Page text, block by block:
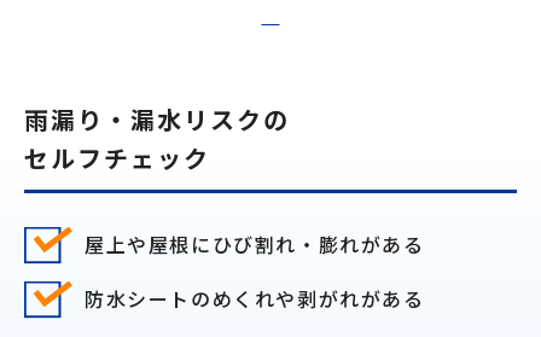
雨漏り・漏水リスクの
セルフチェック
屋上や屋根にひび割れ・膨れがある
防水シートのめくれや剥がれがある